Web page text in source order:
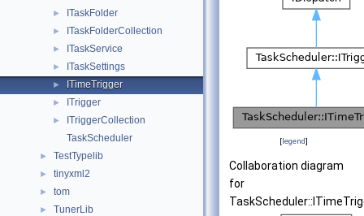
► ITaskFolder
► ITaskFolderCollection
► ITaskService
► ITaskSettings
► ITimeTrigger
► ITrigger
►
ITriggerCollection
TaskScheduler
► TestTypelib
► tinyxml2
► tom
► TunerLib
[legend]
Collaboration diagram
for